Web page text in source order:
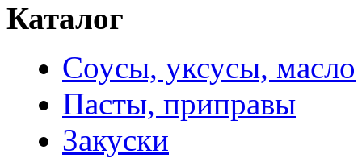
Каталог
Соусы, уксусы, масло
Пасты, приправы
Закуски